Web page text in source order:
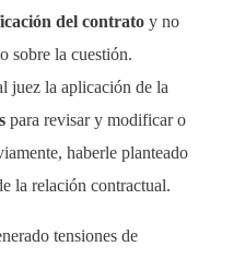
del contrato y no
sobre la cuestión.
juez la aplicación de la
para revisar y modificar o
haberle planteado
la relación contractual.